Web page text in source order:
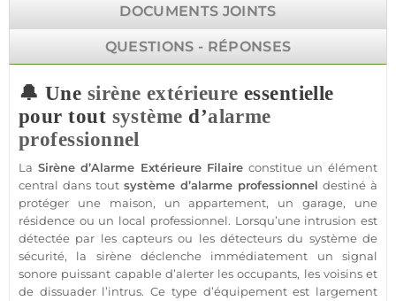
DOCUMENTS JOINTS
QUESTIONS - RÉPONSES
🔔 Une sirène extérieure essentielle
pour tout système d’alarme
professionnel
La Sirèned’Alarme Extérieure Filaire constitue un élément
central dans tout système d’alarme professionnel destiné à
protéger une maison, unappartement, ungarage, une
résidence ou un local professionnel. Lorsqu’une intrusion est
détectée par les capteurs ou les détecteurs du systèmede
sécurité, la sirènedéclenche immédiatement un signal
sonore puissant capable d’alerter les occupants, les voisins et
de dissuader l’intrus. Ce type d’équipement est largement